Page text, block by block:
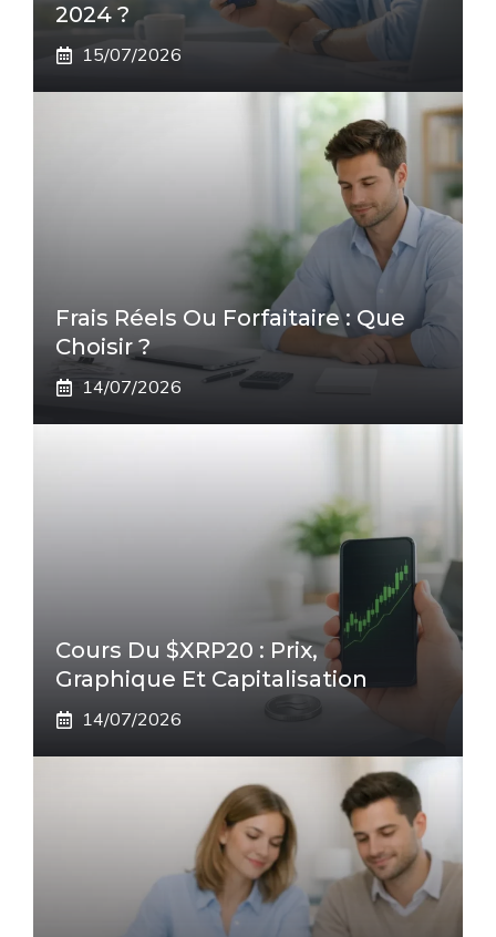
2024 ?
15/07/2026
Frais Réels Ou Forfaitaire : Que
Choisir ?
14/07/2026
Cours Du $XRP20 : Prix,
Graphique Et Capitalisation
14/07/2026